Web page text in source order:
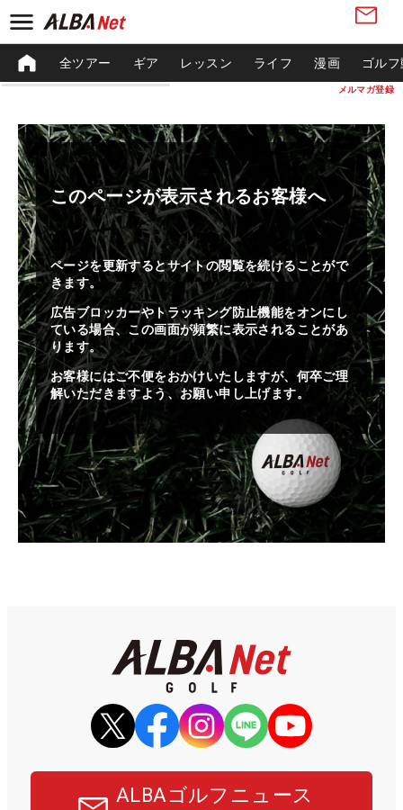
メルマガ登録
全ツアー ギア レッスン ライフ 漫画 ゴル
このページが表示されるお客様へ
ページを更新するとサイトの閲覧を続けることがで
きます。
広告ブロッカーやトラッキング防止機能をオンにし
ている場合、この画面が頻繁に表示されることがあ
ります。
お客様にはご不便をおかけいたしますが、何卒ご理
解いただきますよう、お願い申し上げます。
ALBAゴルフニュース